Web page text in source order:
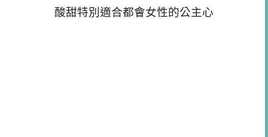
酸甜特別適合都會女性的公主心